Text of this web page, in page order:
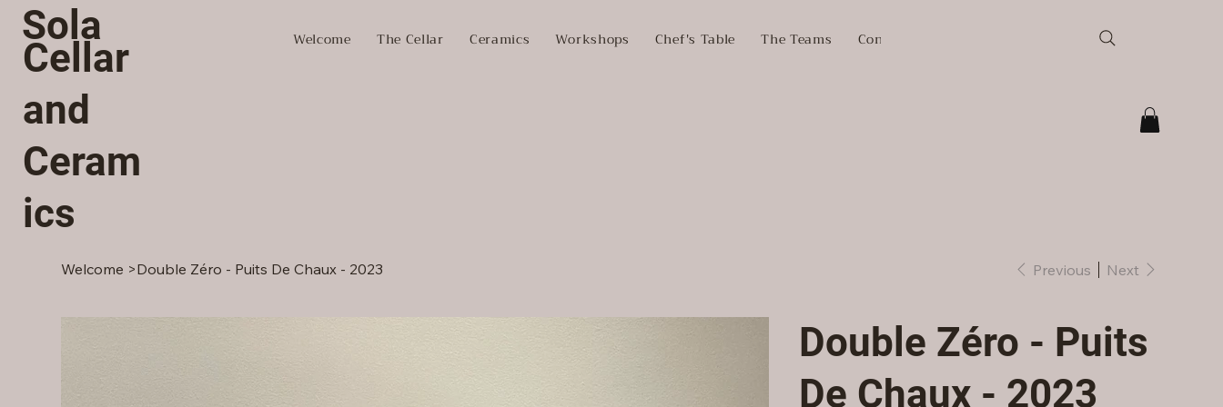
Cellar
and
Ceram
ics
Sola Welcome The Cellar Ceramics Workshops Chef's Table The Teams Contacts
Welcome >Double Zéro - Puits De Chaux - 2023 Previous Next
Double Zéro - Puits
De Chaux - 2023